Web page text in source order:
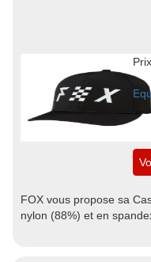
FOX vous propose sa
nylon (88%) et en